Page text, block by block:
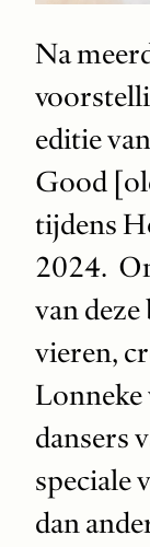
Na
editie
Good
tijdens
2024.
van
vieren,
Lonneke
dansers
speciale
dan